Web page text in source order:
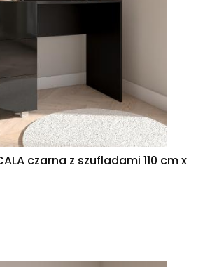
czarna z szufladami 110 cm x